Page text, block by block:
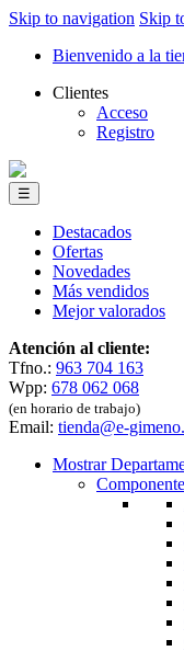
Skip to navigation Skip
Bienvenido a la
Clientes
Acceso
Registro
☰
Destacados
Ofertas
Novedades
Más vendidos
Mejor valorados
Atención al cliente:
Tfno.: 963 704 163
Wpp: 678 062 068
(en horario de trabajo)
Email: tienda@e-
Mostrar